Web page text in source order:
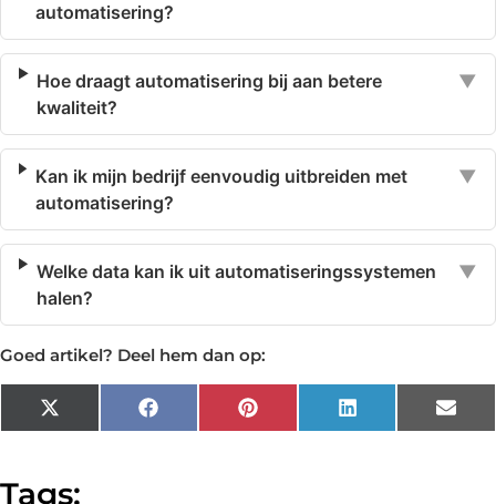
automatisering?
Hoe draagt automatisering bij aan betere
kwaliteit?
▼
Kan ik mijn bedrijf eenvoudig uitbreiden met
automatisering?
▼
Welke data kan ik uit automatiseringssystemen
halen?
▼
Goed artikel? Deel hem dan op:
X
(Twitter)
Facebook Pinterest LinkedIn
Tags: